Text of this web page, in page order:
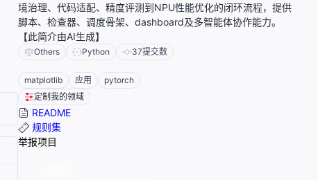
境治理、代码适配、精度评测到NPU性能优化的闭环流程，提供
脚本、检查器、调度骨架、dashboard及多智能体协作能力。
【此简介由AI生成】
Others Python 37提交数
matplotlib 应用
pytorch
定制我的领域
README
规则集
举报项目